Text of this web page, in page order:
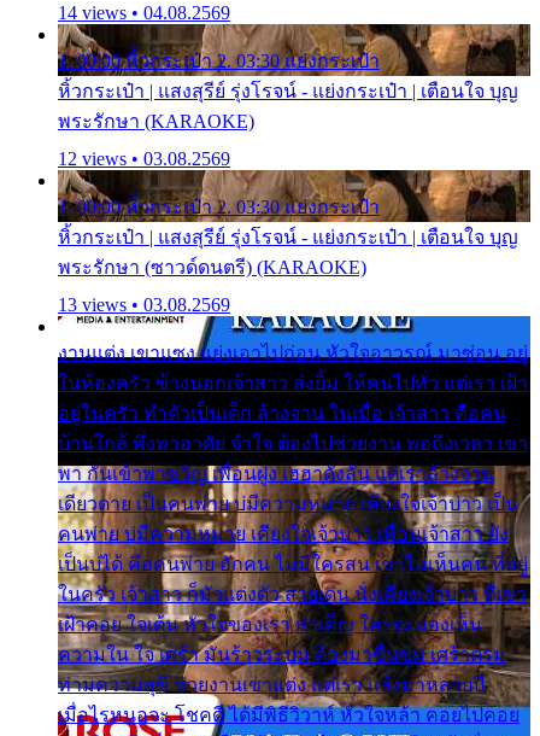
14 views • 04.08.2569
1. 00:00 หิ้วกระเป๋า 2. 03:30 แย่งกระเป๋า
หิ้วกระเป๋า | แสงสุรีย์ รุ่งโรจน์ - แย่งกระเป๋า | เตือนใจ บุญ
พระรักษา (KARAOKE)
12 views • 03.08.2569
1. 00:00 หิ้วกระเป๋า 2. 03:30 แย่งกระเป๋า
หิ้วกระเป๋า | แสงสุรีย์ รุ่งโรจน์ - แย่งกระเป๋า | เตือนใจ บุญ
พระรักษา (ซาวด์ดนตรี) (KARAOKE)
13 views • 03.08.2569
งานแต่ง เขาแซง แย่งเอาไปก่อน หัวใจอาวรณ์ มาซ่อน อยู่
ในห้องครัว ข้างนอกเจ้าสาว ส่งยิ้ม ให้คนไปทั่ว แต่เรา เฝ้า
อยู่ในครัว ทำตัวเป็นเด็ก ล้างจาน ในเมื่อ เจ้าสาว คือคน
บ้านใกล้ พึ่งพาอาศัย จำใจ ต้องไปช่วยงาน พอถึงเวลา เขา
พา กันเข้าพาขวัญ เพื่อนฝูง เฮฮาดังลั่น แต่เราล้างจาน
เดียวดาย เป็นคนพ่าย บ่มีความหมาย เคียงใจเจ้าบ่าว เป็น
คนพ่าย บ่มีความหมาย เคียงใจเจ้าบ่าว เพื่อนเจ้าสาว ยัง
เป็นบ่ได้ คือคนพ่าย ฮักคน ไม่มีใครสน เขาไม่เห็นคน ที่อยู่
ในครัว เจ้าสาว ก็มัวแต่งตัว สวยเด่น นั่งเคียงเจ้าบ่าว ที่เขา
เฝ้าคอย ใจเต้น หัวใจของเรา ลำเค็ญ ใครจะมองเห็น
ความใน ใจ เศร้า มันร้าวระบม ต้องมาขื่นขม เศร้าตรม
ท่ามความสุขี ช่วยงานเขาแต่ง แต่เรา แล้งมาหลายปี
เมื่อไรหนอจะ โชคดี ได้มีพิธีวิวาห์ หัวใจหล้า คอยไปคอย